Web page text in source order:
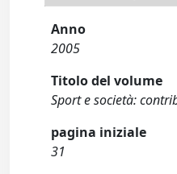
Anno
2005
Titolo del volume
Sport e società:
pagina iniziale
31